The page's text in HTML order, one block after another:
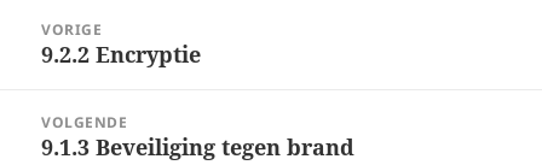
VORIGE
Vorig
9.2.2 Encryptie
VOLGENDE
Volgend
9.1.3 Beveiliging tegen brand